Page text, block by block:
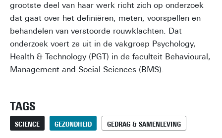
grootste deel van haar werk richt zich op onderzoek
dat gaat over het definiëren, meten, voorspellen en
behandelen van verstoorde rouwklachten. Dat
onderzoek voert ze uit in de vakgroep Psychology,
Health & Technology (PGT) in de faculteit Behavioural,
Management and Social Sciences (BMS).
TAGS
SCIENCE GEZONDHEID GEDRAG & SAMENLEVING